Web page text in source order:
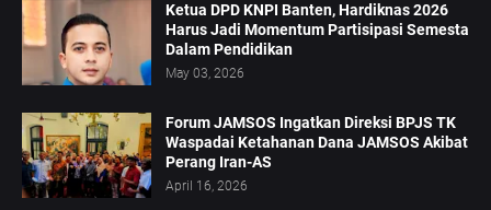
Ketua DPD KNPI Banten, Hardiknas 2026
Harus Jadi Momentum Partisipasi Semesta
Dalam Pendidikan
May 03, 2026
Forum JAMSOS Ingatkan Direksi BPJS TK
Waspadai Ketahanan Dana JAMSOS Akibat
Perang Iran-AS
April 16, 2026